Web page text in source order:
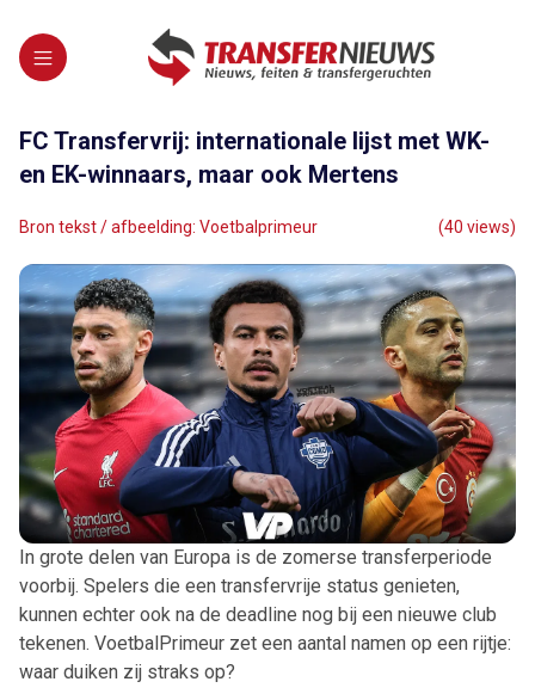
FC Transfervrij: internationale lijst met WK-
en EK-winnaars, maar ook Mertens
Bron tekst / afbeelding: Voetbalprimeur (40 views)
In grote delen van Europa is de zomerse transferperiode
voorbij. Spelers die een transfervrije status genieten,
kunnen echter ook na de deadline nog bij een nieuwe club
tekenen. VoetbalPrimeur zet een aantal namen op een rijtje:
waar duiken zij straks op?